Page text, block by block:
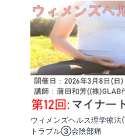
ウィメンズヘルス理学療
トラブル③会陰部痛